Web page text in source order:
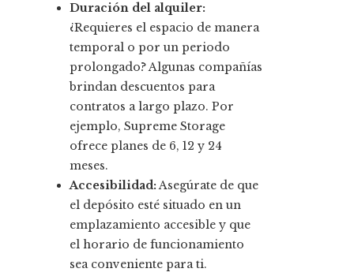
Duración del alquiler:
¿Requieres el espacio de manera
temporal o por un periodo
prolongado? Algunas compañías
brindan descuentos para
contratos a largo plazo. Por
ejemplo, Supreme Storage
ofrece planes de 6, 12 y 24
meses.
Accesibilidad:Asegúrate de que
el depósito esté situado en un
emplazamiento accesible y que
el horario de funcionamiento
sea conveniente para ti.